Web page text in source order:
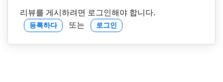
리뷰를 게시하려면 로그인해야 합니다.
등록하다 또는 로그인